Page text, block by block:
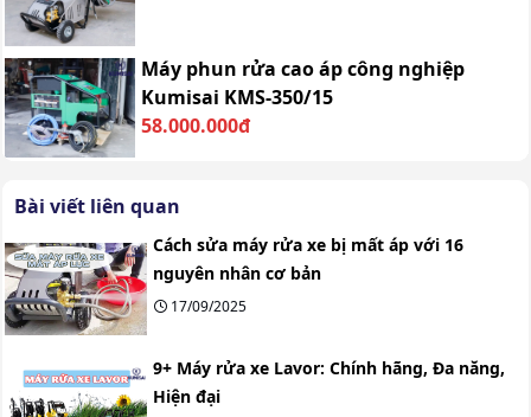
Máy phun rửa cao áp công nghiệp
Kumisai KMS-350/15
58.000.000đ
Bài viết liên quan
Cách sửa máy rửa xe bị mất áp với 16
nguyên nhân cơ bản
17/09/2025
9+ Máy rửa xe Lavor: Chính hãng, Đa năng,
Hiện đại